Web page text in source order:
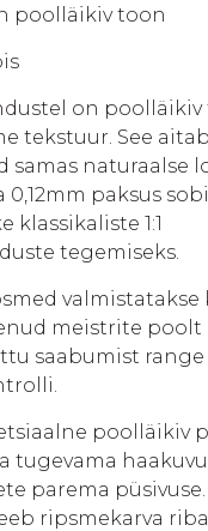
poolläikiv toon
on
tekstuur. See
samas naturaalse
0,12mm paksus
klassikaliste 1:1
tegemiseks.
valmistatakse
meistrite poolt
saabumist range
poolläikiv
tugevama
parema
ripsmekarva